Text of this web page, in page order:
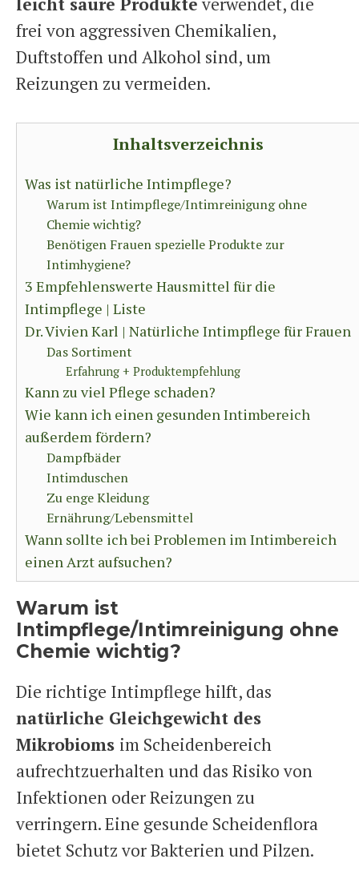
frei von aggressiven Chemikalien,
Duftstoffen und Alkohol sind, um
Reizungen zu vermeiden.
Inhaltsverzeichnis
Was ist natürliche Intimpflege?
Warum ist Intimpflege/Intimreinigung ohne
Chemie wichtig?
Benötigen Frauen spezielle Produkte zur
Intimhygiene?
3 Empfehlenswerte Hausmittel für die
Intimpflege | Liste
Dr. Vivien Karl | Natürliche Intimpflege für Frauen
Das Sortiment
Erfahrung + Produktempfehlung
Kann zu viel Pflege schaden?
Wie kann ich einen gesunden Intimbereich
außerdem fördern?
Dampfbäder
Intimduschen
Zu enge Kleidung
Ernährung/Lebensmittel
Wann sollte ich bei Problemen im Intimbereich
einen Arzt aufsuchen?
Warum ist
Intimpflege/Intimreinigung ohne
Chemie wichtig?
Die richtige Intimpflege hilft, das
natürliche Gleichgewicht des
Mikrobioms im Scheidenbereich
aufrechtzuerhalten und das Risiko von
Infektionen oder Reizungen zu
verringern. Eine gesunde Scheidenflora
bietet Schutz vor Bakterien und Pilzen.